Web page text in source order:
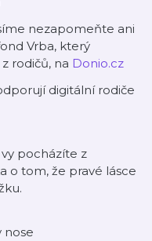
nezapomeňte ani
Vrba, který
rodičů, na Donio.cz
digitální rodiče
pocházíte z
o tom, že pravé lásce
nose